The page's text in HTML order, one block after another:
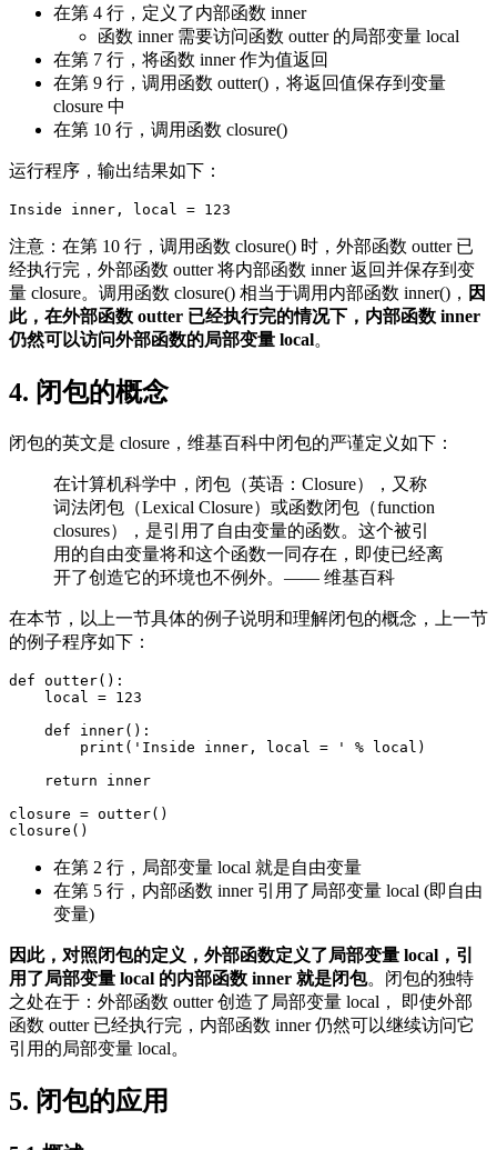
在第 4 行，定义了内部函数 inner
函数 inner 需要访问函数 outter 的局部变量 local
在第 7 行，将函数 inner 作为值返回
在第 9 行，调用函数 outter()，将返回值保存到变量
closure 中
在第 10 行，调用函数 closure()
运行程序，输出结果如下：
注意：在第 10 行，调用函数 closure() 时，外部函数 outter 已
经执行完，外部函数 outter 将内部函数 inner 返回并保存到变
量 closure。调用函数 closure() 相当于调用内部函数 inner()， 因
此，在外部函数 outter 已经执行完的情况下，内部函数 inner
仍然可以访问外部函数的局部变量 local。
4. 闭包的概念
闭包的英文是 closure，维基百科中闭包的严谨定义如下：
在计算机科学中，闭包（英语：Closure），又称
词法闭包（Lexical Closure）或函数闭包（function
closures），是引用了自由变量的函数。这个被引
用的自由变量将和这个函数一同存在，即使已经离
开了创造它的环境也不例外。—— 维基百科
在本节，以上一节具体的例子说明和理解闭包的概念，上一节
的例子程序如下：
def outter():
    local = 123
    def inner():
        print('Inside inner, local = ' % local)
    return inner
closure = outter()
在第 2 行，局部变量 local 就是自由变量
在第 5 行，内部函数 inner 引用了局部变量 local (即自由
变量)
因此，对照闭包的定义，外部函数定义了局部变量 local，引
用了局部变量 local 的内部函数 inner 就是闭包。闭包的独特
之处在于：外部函数 outter 创造了局部变量 local， 即使外部
函数 outter 已经执行完，内部函数 inner 仍然可以继续访问它
引用的局部变量 local。
5. 闭包的应用